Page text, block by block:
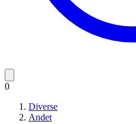
0
Diverse
Andet